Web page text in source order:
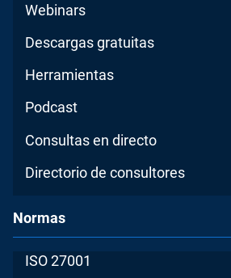
Webinars
Descargas gratuitas
Herramientas
Podcast
Consultas en directo
Directorio de consultores
Normas
ISO 27001